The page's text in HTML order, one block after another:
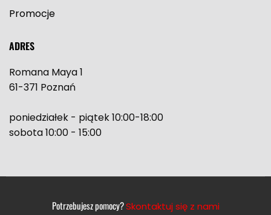
Promocje
ADRES
Romana Maya 1
61-371 Poznań
poniedziałek - piątek 10:00-18:00
sobota 10:00 - 15:00
Potrzebujesz pomocy?Skontaktuj się z nami